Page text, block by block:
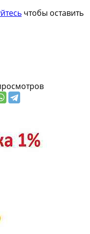
чтобы оставить